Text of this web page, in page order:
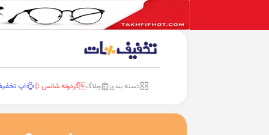
دسته بندی وبلاگ گردونه شانس :) اپ